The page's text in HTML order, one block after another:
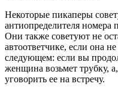
Некоторые пикаперы
антиопределителя номера
Они также советуют не
автоответчике, если она
следующем: если вы
женщина возьмет трубку,
уговорить ее на встречу.